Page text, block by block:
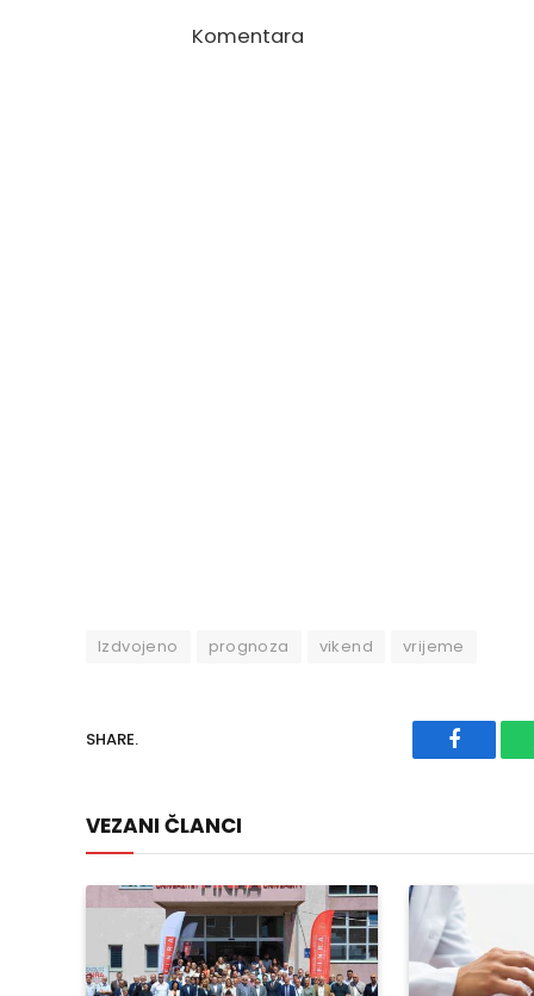
Komentara
Izdvojeno prognoza vikend vrijeme
SHARE.
VEZANI ČLANCI